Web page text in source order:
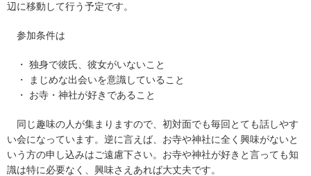
辺に移動して行う予定です。
参加条件は
・ 独身で彼氏、彼女がいないこと
・ まじめな出会いを意識していること
・ お寺・神社が好きであること
同じ趣味の人が集まりますので、初対面でも毎回とても話しやす
い会になっています。逆に言えば、お寺や神社に全く興味がないと
いう方の申し込みはご遠慮下さい。お寺や神社が好きと言っても知
識は特に必要なく、興味さえあれば大丈夫です。